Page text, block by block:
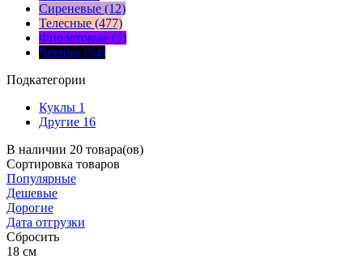
Сиреневые (12)
Телесные (477)
Фиолетовые (5)
Черные (64)
Подкатегории
Куклы 1
Другие 16
В наличии 20 товара(ов)
Сортировка товаров
Популярные
Дешевые
Дорогие
Дата отгрузки
Сбросить
18 см